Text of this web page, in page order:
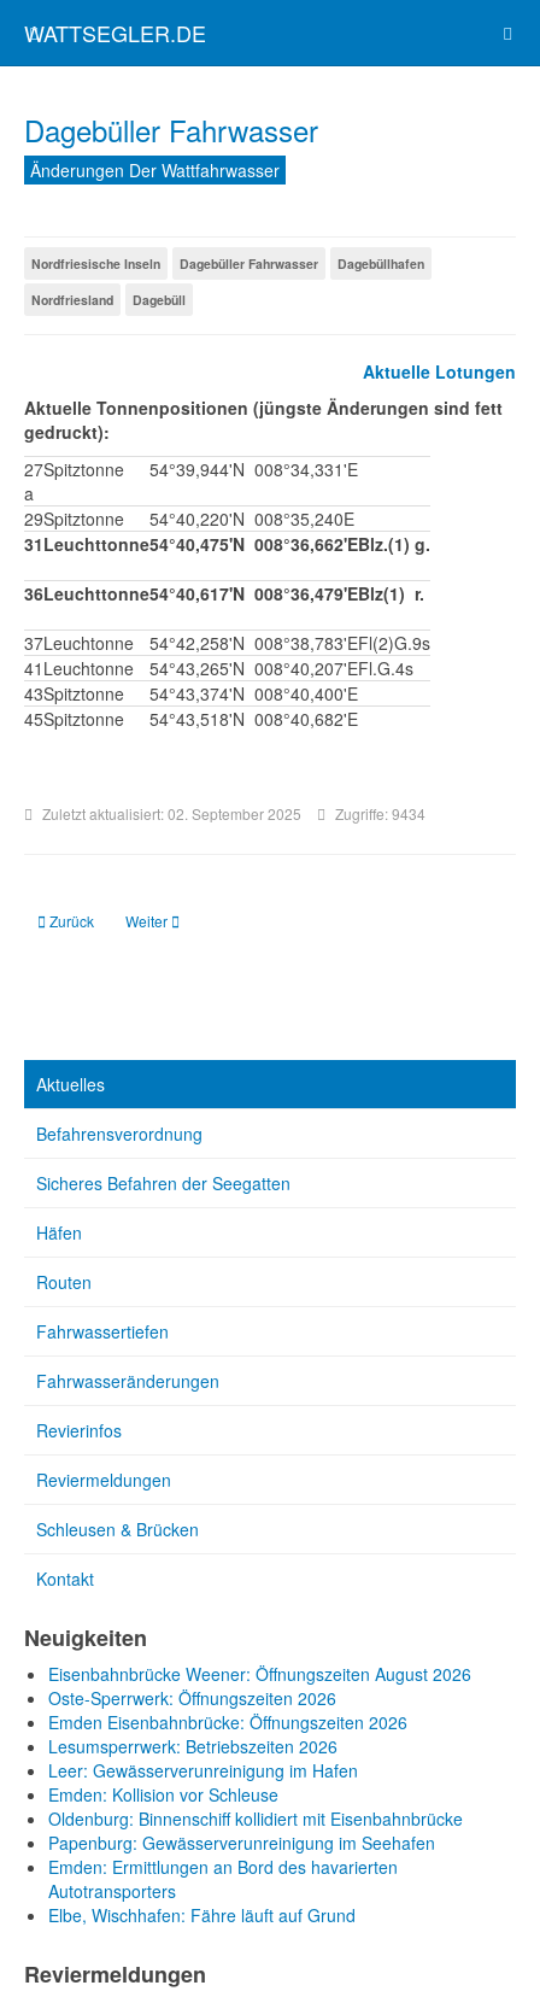
WATTSEGLER.DE
Dagebüller Fahrwasser
Änderungen Der Wattfahrwasser
Nordfriesische Inseln Dagebüller Fahrwasser
Dagebüllhafen
Nordfriesland
Dagebüll
Aktuelle Lotungen
Aktuelle Tonnenpositionen (jüngste Änderungen sind fett
gedruckt):
27
a
Spitztonne 54°39,944'N 008°34,331'E
29Spitztonne 54°40,220'N 008°35,240E
31Leuchttonne54°40,475'N 008°36,662'EBlz.(1) g.
36Leuchttonne54°40,617'N 008°36,479'EBlz(1) r.
37Leuchtonne 54°42,258'N 008°38,783'EFl(2)G.9s
41 Leuchtonne 54°43,265'N 008°40,207'EFl.G.4s
43Spitztonne 54°43,374'N 008°40,400'E
45Spitztonne 54°43,518'N 008°40,682'E
Zuletzt aktualisiert: 02. September 2025 Zugriffe: 9434
Vorheriger Beitrag: Busetief
Zurück Nächster Beitrag: Bielshövener Loch
Weiter
Aktuelles
Befahrensverordnung
Sicheres Befahren der Seegatten
Häfen
Routen
Fahrwassertiefen
Fahrwasseränderungen
Revierinfos
Reviermeldungen
Schleusen & Brücken
Kontakt
Neuigkeiten
Eisenbahnbrücke Weener: Öffnungszeiten August 2026
Oste-Sperrwerk: Öffnungszeiten 2026
Emden Eisenbahnbrücke: Öffnungszeiten 2026
Lesumsperrwerk: Betriebszeiten 2026
Leer: Gewässerverunreinigung im Hafen
Emden: Kollision vor Schleuse
Oldenburg: Binnenschiff kollidiert mit Eisenbahnbrücke
Papenburg: Gewässerverunreinigung im Seehafen
Emden: Ermittlungen an Bord des havarierten
Autotransporters
Elbe, Wischhafen: Fähre läuft auf Grund
Reviermeldungen